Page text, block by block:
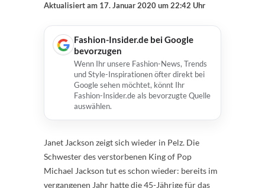
Aktualisiert am 17. Januar 2020 um 22:42 Uhr
Fashion-Insider.de bei Google
bevorzugen
Wenn Ihr unsere Fashion-News, Trends
und Style-Inspirationen öfter direkt bei
Google sehen möchtet, könnt Ihr
Fashion-Insider.de als bevorzugte Quelle
auswählen.
Janet Jackson zeigt sich wieder in Pelz. Die
Schwester des verstorbenen King of Pop
Michael Jackson tut es schon wieder: bereits im
vergangenen Jahr hatte die 45-Jährige für das